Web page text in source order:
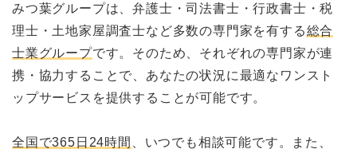
みつ葉グループは、弁護士・司法書士・行政書士・税
理士・土地家屋調査士など多数の専門家を有する総合
士業グループです。そのため、それぞれの専門家が連
携・協力することで、あなたの状況に最適なワンスト
ップサービスを提供することが可能です。
全国で365日24時間
、いつでも相談可能です。また、